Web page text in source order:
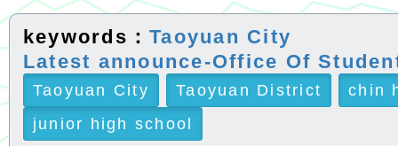
keywords：Taoyuan City
Latest announce-Office Of
Taoyuan City Taoyuan District
chin
junior high school